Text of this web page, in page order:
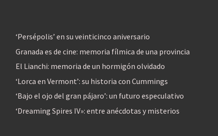
‘Persépolis’ en su veinticinco aniversario
Granada es de cine: memoria fílmica de una provincia
El Lianchi: memoria de un hormigón olvidado
‘Lorca en Vermont’: su historia con Cummings
‘Bajo el ojo del gran pájaro’: un futuro especulativo
‘Dreaming Spires IV»: entre anécdotas y misterios